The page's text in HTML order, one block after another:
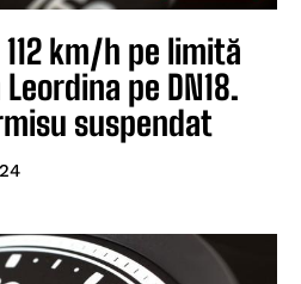
112 km/h pe limită
pe DN18.
suspendat